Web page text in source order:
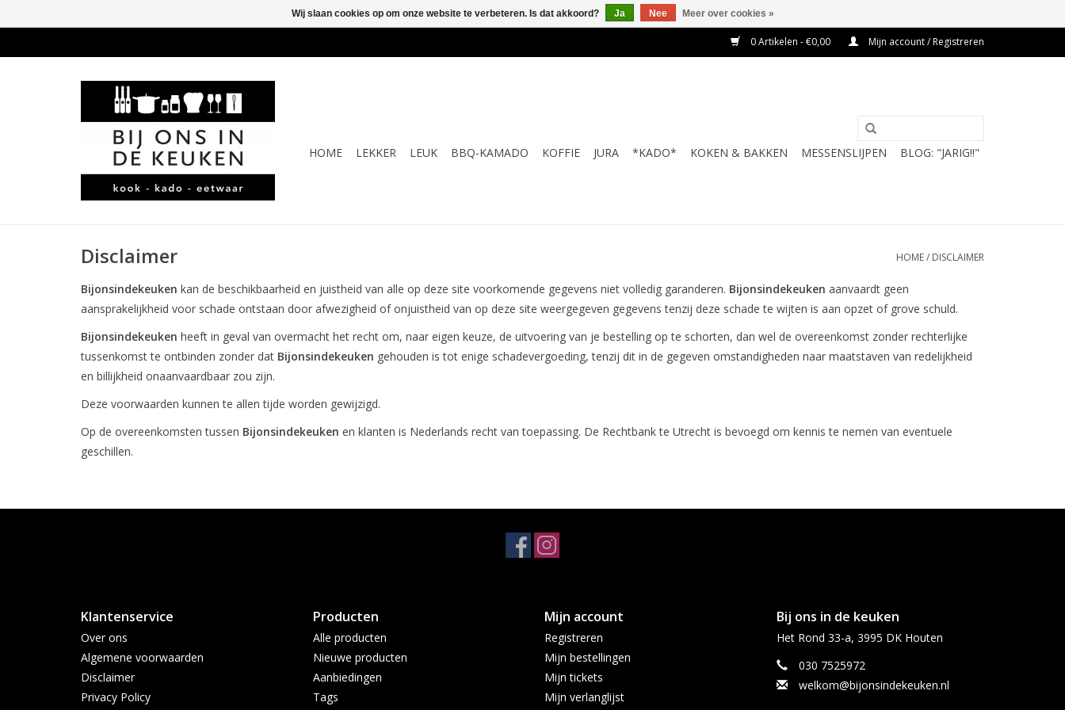
0 Artikelen - €0,00 Mijn account / Registreren
HOME LEKKER LEUK BBQ-KAMADO KOFFIE JURA *KADO* KOKEN & BAKKEN MESSENSLIJPEN BLOG: "JARIG!!"
Disclaimer HOME/ DISCLAIMER
Bijonsindekeuken kan de beschikbaarheid en juistheid van alle op deze site voorkomende gegevens niet volledig garanderen. Bijonsindekeuken aanvaardt geen
aansprakelijkheid voor schade ontstaan door afwezigheid of onjuistheid van op deze site weergegeven gegevens tenzij deze schade te wijten is aan opzet of grove schuld.
Bijonsindekeuken heeft in geval van overmacht het recht om, naar eigen keuze, de uitvoering van je bestelling op te schorten, dan wel de overeenkomst zonder rechterlijke
tussenkomst te ontbinden zonder dat Bijonsindekeuken gehouden is tot enige schadevergoeding, tenzij dit in de gegeven omstandigheden naar maatstaven van redelijkheid
en billijkheid onaanvaardbaar zou zijn.
Deze voorwaarden kunnen te allen tijde worden gewijzigd.
Op de overeenkomsten tussen Bijonsindekeuken en klanten is Nederlands recht van toepassing. De Rechtbank te Utrecht is bevoegd om kennis te nemen van eventuele
geschillen.
Klantenservice
Over ons
Algemene voorwaarden
Disclaimer
Privacy Policy
Producten
Alle producten
Nieuwe producten
Aanbiedingen
Tags
Mijn account
Registreren
Mijn bestellingen
Mijn tickets
Mijn verlanglijst
Bij ons in de keuken
Het Rond 33-a, 3995 DK Houten
030 7525972
welkom@bijonsindekeuken.nl
Wij slaan cookies op om onze website te verbeteren. Is dat akkoord? Ja Nee Meer over cookies »